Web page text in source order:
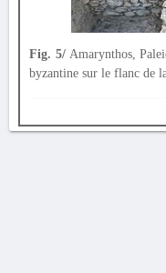
Fig. 5/Amarynthos,
byzantine sur le flanc de